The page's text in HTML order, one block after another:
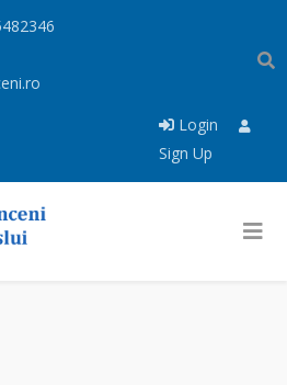
Login
Sign Up